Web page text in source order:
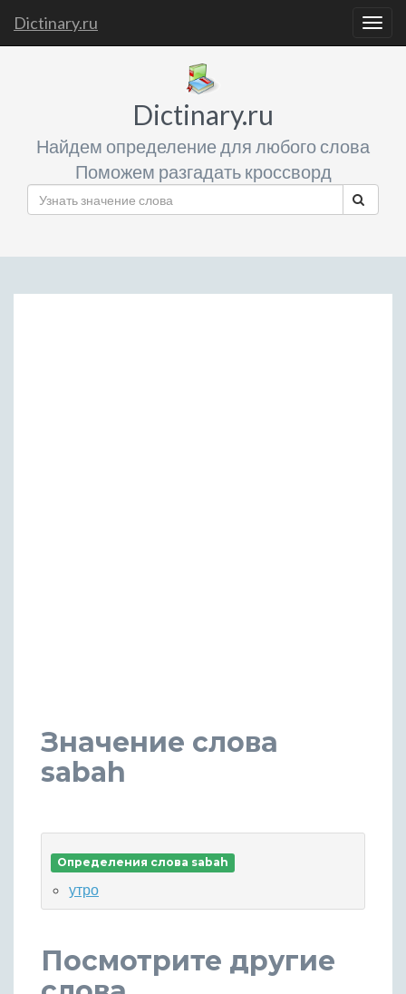
Dictinary.ru
Dictinary.ru
Найдем определение для любого слова
Поможем разгадать кроссворд
Значение слова
sabah
Определения слова sabah
утро
Посмотрите другие